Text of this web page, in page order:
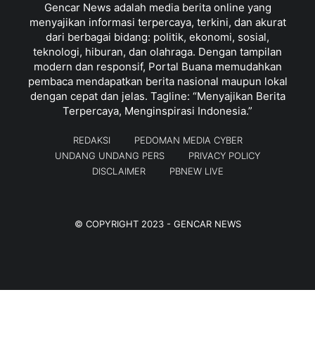
Gencar News adalah media berita online yang
menyajikan informasi terpercaya, terkini, dan akurat
dari berbagai bidang: politik, ekonomi, sosial,
teknologi, hiburan, dan olahraga. Dengan tampilan
modern dan responsif, Portal Buana memudahkan
pembaca mendapatkan berita nasional maupun lokal
dengan cepat dan jelas. Tagline: “Menyajikan Berita
Terpercaya, Menginspirasi Indonesia.”
REDAKSI
PEDOMAN MEDIA CYBER
UNDANG UNDANG PERS
PRIVACY POLICY
DISCLAIMER
PBNEW LIVE
© COPYRIGHT 2023 - GENCAR NEWS